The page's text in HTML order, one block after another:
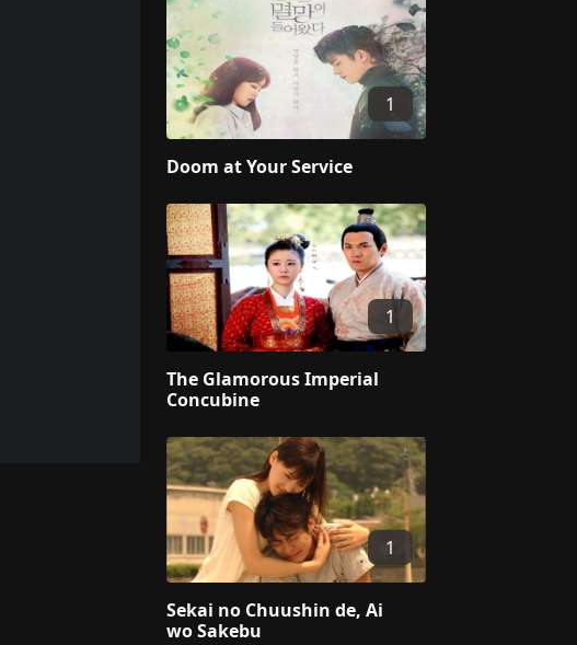
1
Doom at Your Service
1
The Glamorous Imperial
Concubine
1
Sekai no Chuushin de, Ai
wo Sakebu